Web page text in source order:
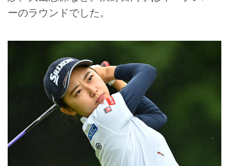
ーのラウンドでした。